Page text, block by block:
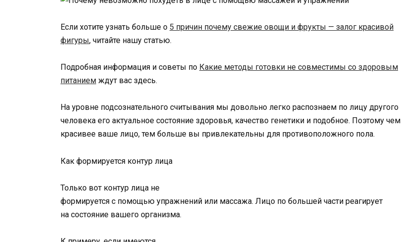
Если хотите узнать больше о 5 причин почему свежие овощи и фрукты — залог красивой
фигуры, читайте нашу статью.
Подробная информация и советы по Какие методы готовки не совместимы со здоровым
питанием ждут вас здесь.
На уровне подсознательного считывания мы довольно легко распознаем по лицу другого
человека его актуальное состояние здоровья, качество генетики и подобное. Поэтому чем
красивее ваше лицо, тем больше вы привлекательны для противоположного пола.
Как формируется контур лица
Только вот контур лица не
формируется с помощью упражнений или массажа. Лицо по большей части реагирует
на состояние вашего организма.